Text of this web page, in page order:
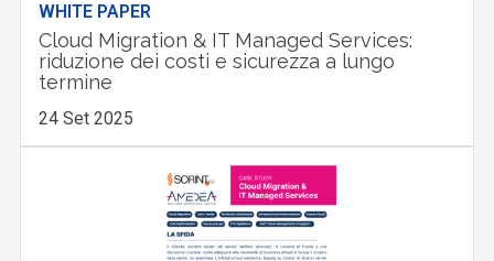
WHITE PAPER
Cloud Migration & IT Managed Services:
riduzione dei costi e sicurezza a lungo
termine
24 Set 2025